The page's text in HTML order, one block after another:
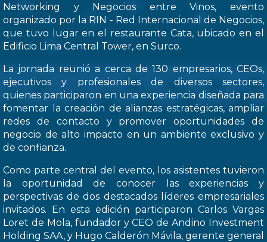
Networking y Negocios entre Vinos, evento
organizado por la RIN - Red Internacional de Negocios,
que tuvo lugar en el restaurante Cata, ubicado en el
Edificio Lima Central Tower, en Surco.
La jornada reunió a cerca de 130 empresarios, CEOs,
ejecutivos y profesionales de diversos sectores,
quienes participaron en una experiencia diseñada para
fomentar la creación de alianzas estratégicas, ampliar
redes de contacto y promover oportunidades de
negocio de alto impacto en un ambiente exclusivo y
de confianza.
Como parte central del evento, los asistentes tuvieron
la oportunidad de conocer las experiencias y
perspectivas de dos destacados líderes empresariales
invitados. En esta edición participaron Carlos Vargas
Loret de Mola, fundador y CEO de Andino Investment
Holding SAA, y Hugo Calderón Mávila, gerente general